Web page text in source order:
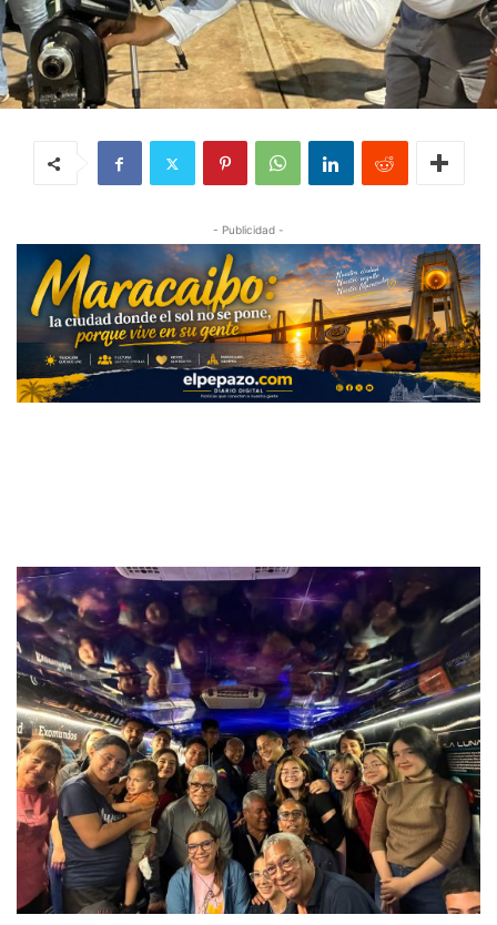
- Publicidad -